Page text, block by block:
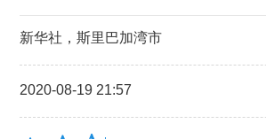
新华社，斯里巴加湾市
2020-08-19 21:57